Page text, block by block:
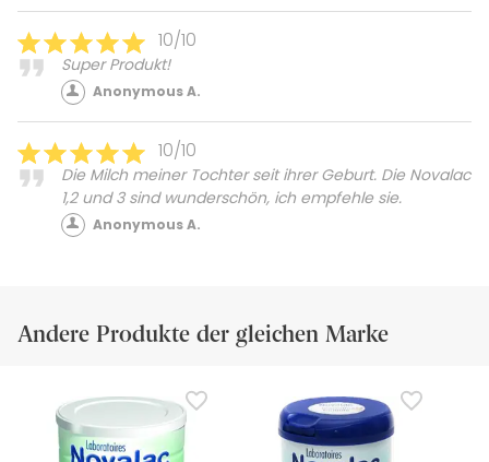
10/10
Super Produkt!
Anonymous A.
10/10
Die Milch meiner Tochter seit ihrer Geburt. Die Novalac
1,2 und 3 sind wunderschön, ich empfehle sie.
Anonymous A.
Andere Produkte der gleichen Marke